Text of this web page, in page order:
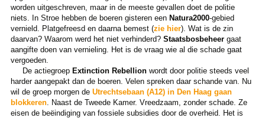
worden uitgeschreven, maar in de meeste gevallen doet de politie
niets. In Stroe hebben de boeren gisteren een Natura2000-gebied
vernield. Platgefreesd en daarna bemest (zie hier). Wat is de zin
daarvan? Waarom werd het niet verhinderd? Staatsbosbeheergaat
aangifte doen van vernieling. Het is de vraag wie al die schade gaat
vergoeden.
De actiegroep Extinction Rebellionwordt door politie steeds veel
harder aangepakt dan de boeren. Velen spreken daar schande van. Nu
wil de groep morgen deUtrechtsebaan (A12) in Den Haag gaan
blokkeren. Naast de Tweede Kamer. Vreedzaam, zonder schade. Ze
eisen de beëindiging van fossiele subsidies door de overheid. Het is